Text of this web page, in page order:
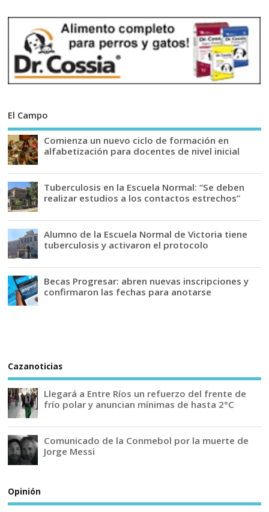
El Campo
Comienza un nuevo ciclo de formación en
alfabetización para docentes de nivel inicial
Tuberculosis en la Escuela Normal: “Se deben
realizar estudios a los contactos estrechos”
Alumno de la Escuela Normal de Victoria tiene
tuberculosis y activaron el protocolo
Becas Progresar: abren nuevas inscripciones y
confirmaron las fechas para anotarse
Cazanoticias
Llegará a Entre Ríos un refuerzo del frente de
frío polar y anuncian mínimas de hasta 2°C
Comunicado de la Conmebol por la muerte de
Jorge Messi
Opinión